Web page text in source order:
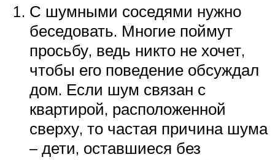
С шумными соседями нужно
беседовать. Многие поймут
просьбу, ведь никто не хочет,
чтобы его поведение обсуждал
дом. Если шум связан с
квартирой, расположенной
сверху, то частая причина шума
– дети, оставшиеся без